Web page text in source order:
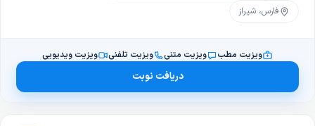
فارس، شیراز
ویزیت مطب ویزیت متنی ویزیت تلفنی ویزیت ویدیویی
دریافت نوبت